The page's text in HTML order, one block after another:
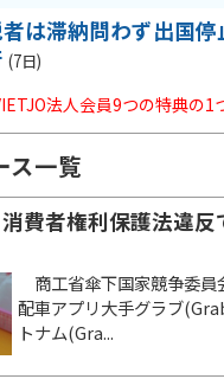
は滞納問わず出国
(7日)
法人会員9つの特典の1
ス一覧
費者権利保護法違
商工省傘下国家競争委員
配車アプリ大手グラブ
トナム(Gra...